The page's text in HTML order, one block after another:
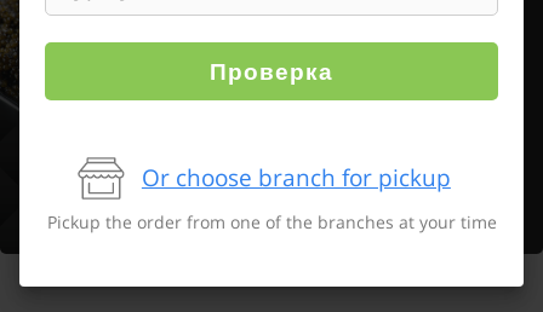
Проверка
Or choose branch for pickup
Pickup the order from one of the branches at your time